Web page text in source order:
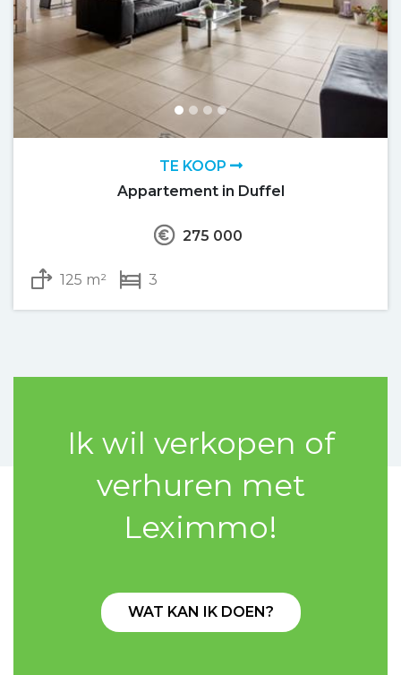
TE KOOP
Appartement in Duffel
275 000
125 m² 3
Ik wil verkopen of
verhuren met
Leximmo!
WAT KAN IK DOEN?